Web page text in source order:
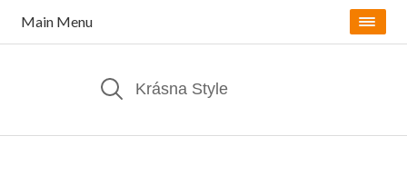
Main Menu